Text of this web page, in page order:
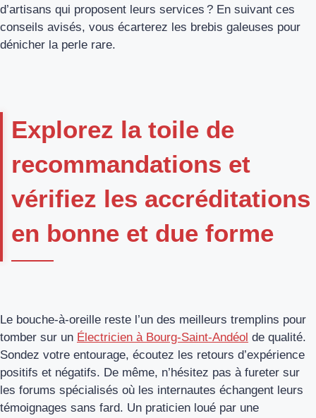
d’artisans qui proposent leurs services ? En suivant ces
conseils avisés, vous écarterez les brebis galeuses pour
dénicher la perle rare.
Explorez la toile de
recommandations et
vérifiez les accréditations
en bonne et due forme
Le bouche-à-oreille reste l’un des meilleurs tremplins pour
tomber sur un Électricien à Bourg-Saint-Andéol de qualité.
Sondez votre entourage, écoutez les retours d’expérience
positifs et négatifs. De même, n’hésitez pas à fureter sur
les forums spécialisés où les internautes échangent leurs
témoignages sans fard. Un praticien loué par une